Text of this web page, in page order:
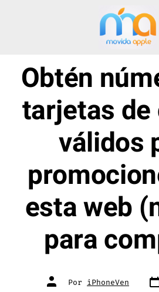
Obtén
tarjetas
válidos
esta web
para
Autor
de Por iPhoneVen de